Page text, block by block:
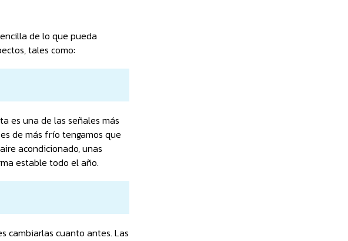
de lo que pueda
tales como:
es una de las señales más
de más frío tengamos que
acondicionado, unas
estable todo el año.
cambiarlas cuanto antes. Las